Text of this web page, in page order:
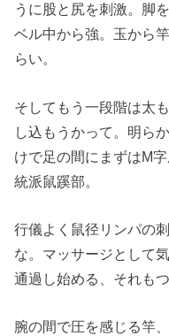
うに股と尻を刺激。脚
ベル中から強。玉から
らい。
そしてもう一段階は太
し込もうかって。明ら
けで足の間にまずはM
統派鼠蹊部。
行儀よく鼠径リンパの
な。マッサージとして
通過し始める、それも
腕の間で圧を感じる竿